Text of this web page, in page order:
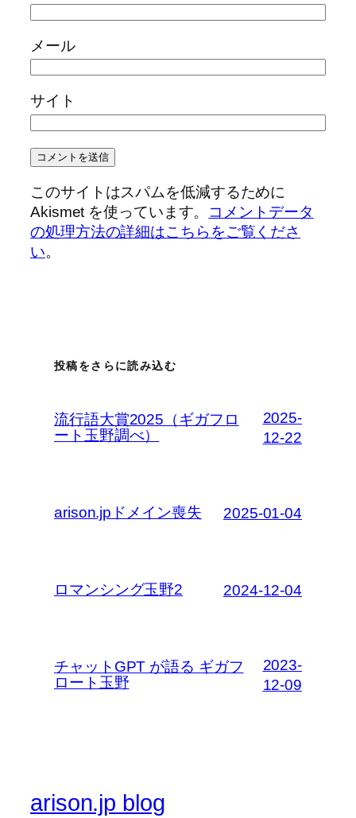
メール
サイト
このサイトはスパムを低減するために
Akismet を使っています。
コメントデータ
の処理方法の詳細はこちらをご覧くださ
い。
投稿をさらに読み込む
流行語大賞2025（ギガフロ
ート玉野調べ）
2025-
12-22
arison.jpドメイン喪失 2025-01-04
ロマンシング玉野2 2024-12-04
チャットGPT が語る ギガフ
ロート玉野
2023-
12-09
arison.jp blog